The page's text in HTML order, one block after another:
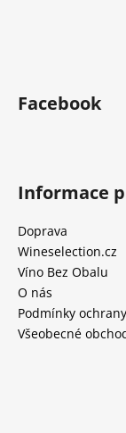
Facebook
Informace
Doprava
Wineselection.cz
Víno Bez Obalu
O nás
Podmínky
Všeobecné